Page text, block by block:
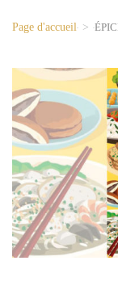
Page d'accueil >